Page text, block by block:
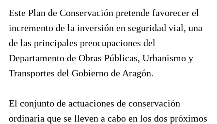
Este Plan de Conservación pretende favorecer el
incremento de la inversión en seguridad vial, una
de las principales preocupaciones del
Departamento de Obras Públicas, Urbanismo y
Transportes del Gobierno de Aragón.
El conjunto de actuaciones de conservación
ordinaria que se lleven a cabo en los dos próximos